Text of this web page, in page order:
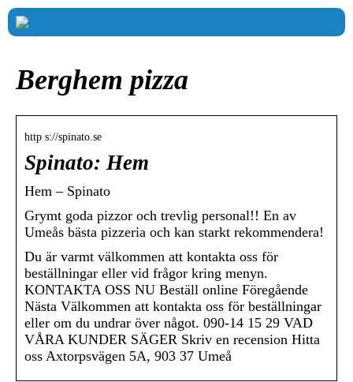
Berghem pizza
http s://spinato.se
Spinato: Hem
Hem – Spinato
Grymt goda pizzor och trevlig personal!! En av
Umeås bästa pizzeria och kan starkt rekommendera!
Du är varmt välkommen att kontakta oss för
beställningar eller vid frågor kring menyn.
KONTAKTA OSS NU Beställ online Föregående
Nästa Välkommen att kontakta oss för beställningar
eller om du undrar över något. 090-14 15 29 VAD
VÅRA KUNDER SÄGER Skriv en recension Hitta
oss Axtorpsvägen 5A, 903 37 Umeå